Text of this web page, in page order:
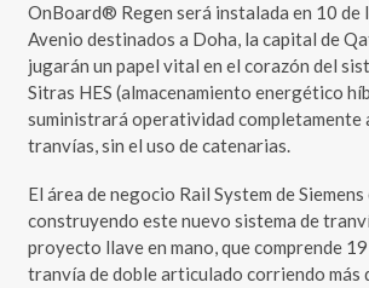
OnBoard® Regen será instalada en 10 de
Avenio destinados a Doha, la capital de
jugarán un papel vital en el corazón del
Sitras HES (almacenamiento energético
suministrará operatividad completamente
tranvías, sin el uso de catenarias.
El área de negocio Rail System de Siemens
construyendo este nuevo sistema de
proyecto llave en mano, que comprende
tranvía de doble articulado corriendo más